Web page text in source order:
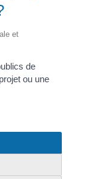
et
de
ou une